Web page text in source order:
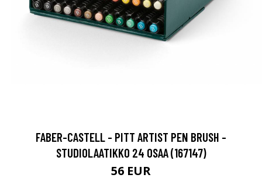
FABER-CASTELL - PITT ARTIST PEN BRUSH -
STUDIOLAATIKKO 24 OSAA (167147)
56 EUR